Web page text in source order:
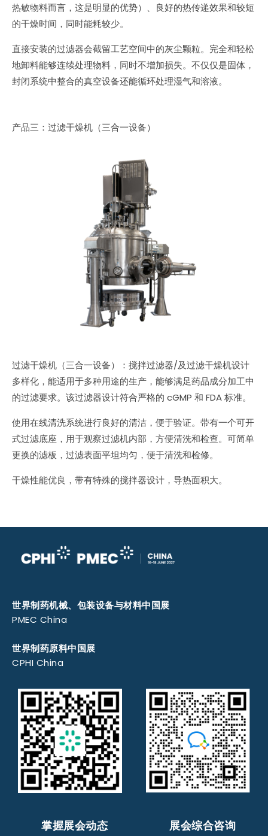
热敏物料而言，这是明显的优势）、良好的热传递效果和较短
的干燥时间，同时能耗较少。
直接安装的过滤器会截留工艺空间中的灰尘颗粒。完全和轻松
地卸料能够连续处理物料，同时不增加损失。不仅仅是固体，
封闭系统中整合的真空设备还能循环处理湿气和溶液。
产品三：过滤干燥机（三合一设备）
过滤干燥机（三合一设备）：搅拌过滤器/及过滤干燥机设计
多样化，能适用于多种用途的生产，能够满足药品成分加工中
的过滤要求。该过滤器设计符合严格的 cGMP 和 FDA 标准。
使用在线清洗系统进行良好的清洁，便于验证。带有一个可开
式过滤底座，用于观察过滤机内部，方便清洗和检查。可简单
更换的滤板，过滤表面平坦均匀，便于清洗和检修。
干燥性能优良，带有特殊的搅拌器设计，导热面积大。
世界制药机械、包装设备与材料中国展
PMEC China
世界制药原料中国展
CPHI China
掌握展会动态 展会综合咨询